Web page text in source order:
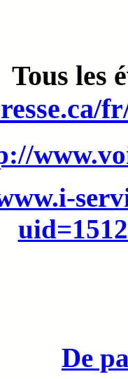
Tous les
De